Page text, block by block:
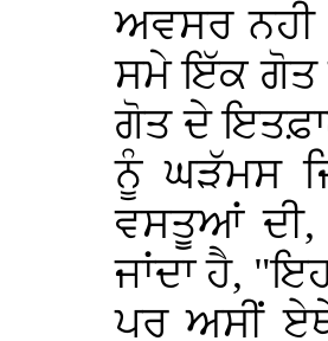
ਅਵਸਰ
ਸਮੇ ਇੱਕ ਗੋਤ
ਗੋਤ ਦੇ
ਨੂੰ ਘੜੱਮਸ
ਵਸਤੂਆਂ ਦੀ,
ਜਾਂਦਾ ਹੈ,
ਪਰ ਅਸੀਂ